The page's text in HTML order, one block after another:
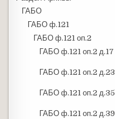
ГАБО
ГАБО ф.121
ГАБО ф.121 оп.2
ГАБО ф.121 оп.2 д.17
ГАБО ф.121 оп.2 д.23
ГАБО ф.121 оп.2 д.35
ГАБО ф.121 оп.2 д.39